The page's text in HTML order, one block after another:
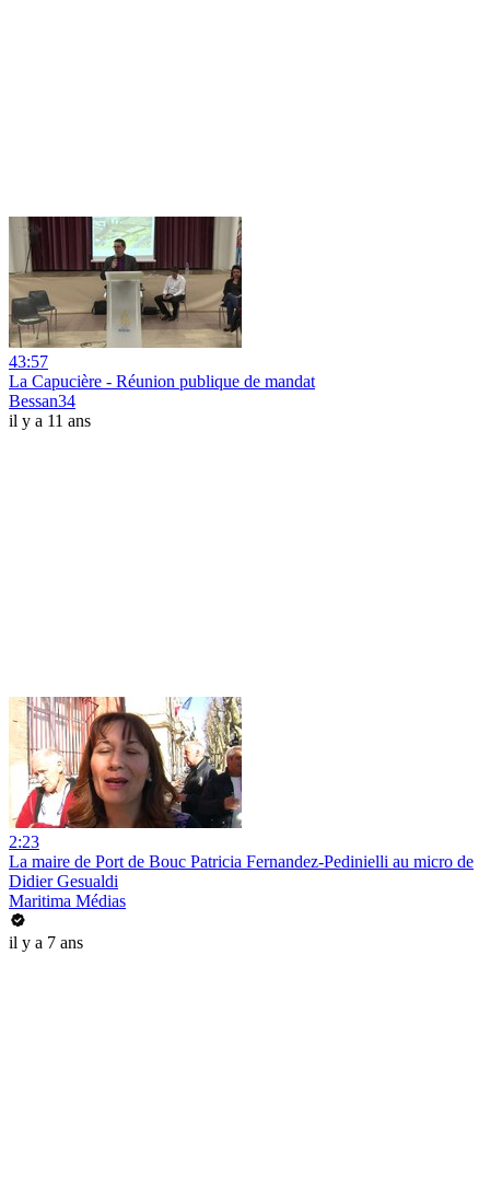
43:57
La Capucière - Réunion publique de mandat
Bessan34
il y a 11 ans
2:23
La maire de Port de Bouc Patricia Fernandez-Pedinielli au micro de
Didier Gesualdi
Maritima Médias
il y a 7 ans